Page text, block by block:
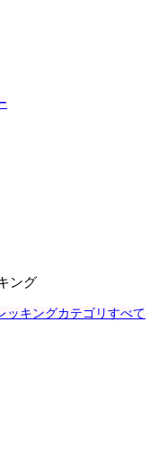
ング
ッキングカテゴリすべて